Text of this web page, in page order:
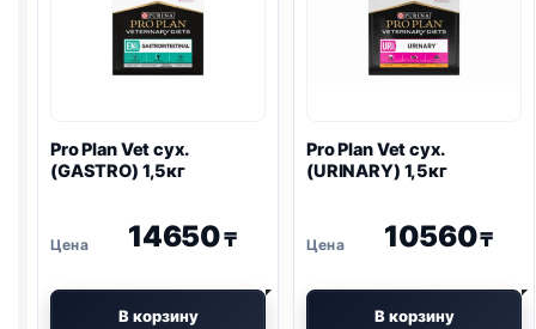
Pro PlanVet сух.
(GASTRO) 1,5кг
14650₸
В корзину
Pro PlanVet сух.
(URINARY) 1,5кг
10560₸
В корзину